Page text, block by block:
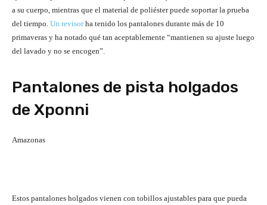
a su cuerpo, mientras que el material de poliéster puede soportar la prueba
del tiempo. Un revisorha tenido los pantalones durante más de 10
primaveras y ha notado qué tan aceptablemente “mantienen su ajuste luego
del lavado y no se encogen”.
Pantalones de pista holgados
de Xponni
Amazonas
Estos pantalones holgados vienen con tobillos ajustables para que pueda